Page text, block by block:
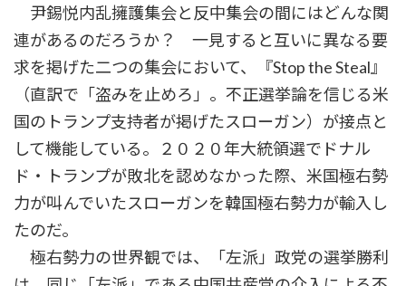
尹錫悦内乱擁護集会と反中集会の間にはどんな関
連があるのだろうか？ 一見すると互いに異なる要
求を掲げた二つの集会において、『Stop the Steal』
（直訳で「盗みを止めろ」。不正選挙論を信じる米
国のトランプ支持者が掲げたスローガン）が接点と
して機能している。２０２０年大統領選でドナル
ド・トランプが敗北を認めなかった際、米国極右勢
力が叫んでいたスローガンを韓国極右勢力が輸入し
たのだ。
極右勢力の世界観では、「左派」政党の選挙勝利